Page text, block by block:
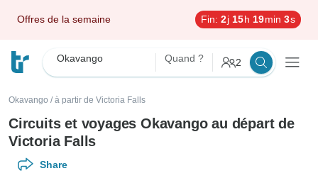
Offres de la semaine Fin: 2j 15h 19min 1s
Okavango Quand ? 2
Okavango / à partir de Victoria Falls
Circuits et voyages Okavango au départ de
Victoria Falls
Share